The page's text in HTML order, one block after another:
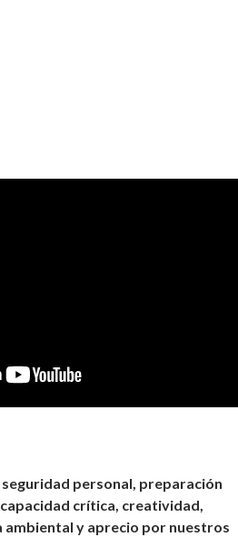
personal, preparación
crítica, creatividad,
ambiental y aprecio por nuestros